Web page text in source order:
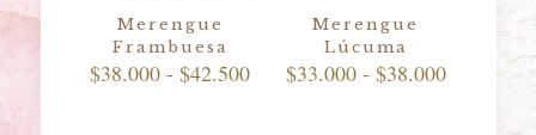
Merengue
Frambuesa
$38.000 - $42.500Rango
Merengue
Lúcuma
$33.000 - $38.000Rango